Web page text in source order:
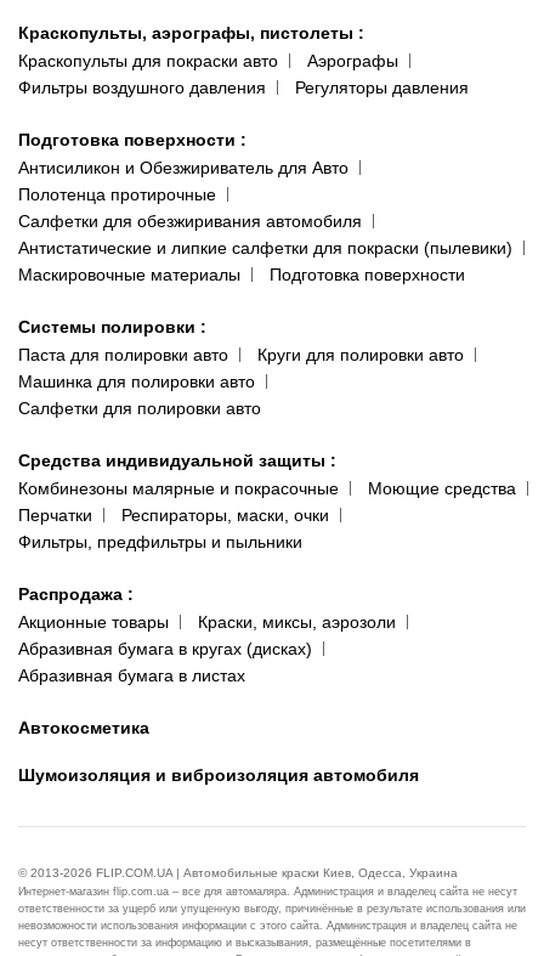
Краскопульты, аэрографы, пистолеты :
Краскопульты для покраски авто
Аэрографы
Фильтры воздушного давления
Регуляторы давления
Подготовка поверхности :
Антисиликон и Обезжириватель для Авто
Полотенца протирочные
Салфетки для обезжиривания автомобиля
Антистатические и липкие салфетки для покраски (пылевики)
Маскировочные материалы
Подготовка поверхности
Системы полировки :
Паста для полировки авто
Круги для полировки авто
Машинка для полировки авто
Салфетки для полировки авто
Средства индивидуальной защиты :
Комбинезоны малярные и покрасочные
Моющие средства
Перчатки
Респираторы, маски, очки
Фильтры, предфильтры и пыльники
Распродажа :
Акционные товары
Краски, миксы, аэрозоли
Абразивная бумага в кругах (дисках)
Абразивная бумага в листах
Автокосметика
Шумоизоляция и виброизоляция автомобиля
© 2013-2026 FLIP.COM.UA | Автомобильные краски Киев, Одесса, Украина
Интернет-магазин flip.com.ua – все для автомаляра. Администрация и владелец сайта не несут
ответственности за ущерб или упущенную выгоду, причинённые в результате использования или
невозможности использования информации с этого сайта. Администрация и владелец сайта не
несут ответственности за информацию и высказывания, размещённые посетителями в